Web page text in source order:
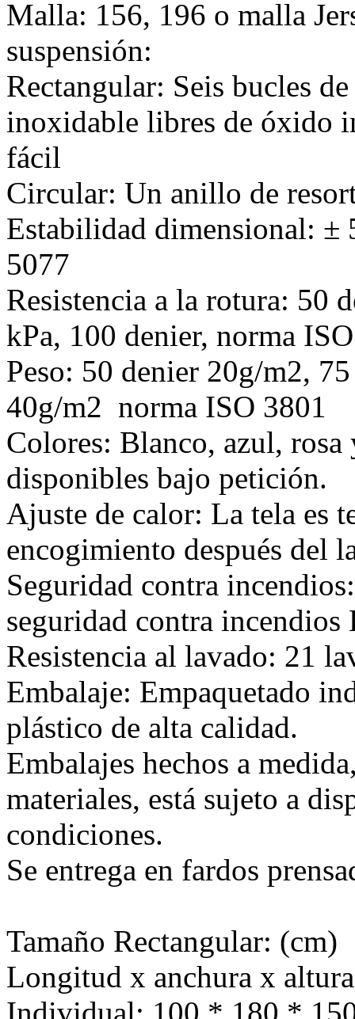
Malla: 156, 196 o malla
suspensión:
Rectangular: Seis bucles
inoxidable libres de óxido
fácil
Circular: Un anillo de
Estabilidad dimensional: ±
5077
Resistencia a la rotura: 50
kPa, 100 denier, norma
Peso: 50 denier 20g/m2,
40g/m2 norma ISO 3801
Colores: Blanco, azul,
disponibles bajo petición.
Ajuste de calor: La tela es
encogimiento después del
Seguridad contra
seguridad contra
Resistencia al lavado: 21
Embalaje: Empaquetado
plástico de alta calidad.
Embalajes hechos a
materiales, está sujeto a
condiciones.
Se entrega en fardos
Tamaño Rectangular: (cm)
Longitud x anchura x altura
Individual: 100 * 180 *